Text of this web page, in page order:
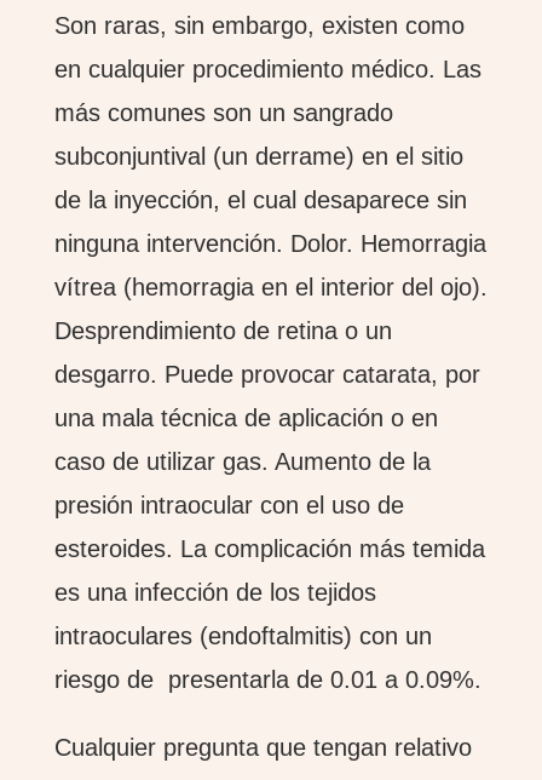
Son raras, sin embargo, existen como
en cualquier procedimiento médico. Las
más comunes son un sangrado
subconjuntival (un derrame) en el sitio
de la inyección, el cual desaparece sin
ninguna intervención. Dolor. Hemorragia
vítrea (hemorragia en el interior del ojo).
Desprendimiento de retina o un
desgarro. Puede provocar catarata, por
una mala técnica de aplicación o en
caso de utilizar gas. Aumento de la
presión intraocular con el uso de
esteroides. La complicación más temida
es una infección de los tejidos
intraoculares (endoftalmitis) con un
riesgo de presentarla de 0.01 a 0.09%.
Cualquier pregunta que tengan relativo